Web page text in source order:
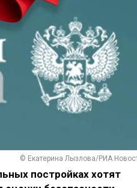
© Екатерина Лызлова/РИА
постройках хотят